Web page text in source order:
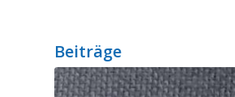
Beiträge